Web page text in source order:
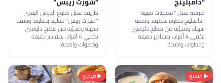
طريقة عمل “معجنات صينية
“دامبلينج خطوة بخطوة. وصفة
سهلة ومجرّبة من مطبخ دلوقتي
تكفي 4 أفراد، بمقادير دقيقة
وخطوات واضحة.
طريقة عمل ضلوع الدوش البقري
“شورت ريبس” خطوة بخطوة. وصفة
سهلة ومجرّبة من مطبخ دلوقتي
تكفي 4 أفراد، بمقادير دقيقة
وخطوات واضحة.
فيديو فيديو